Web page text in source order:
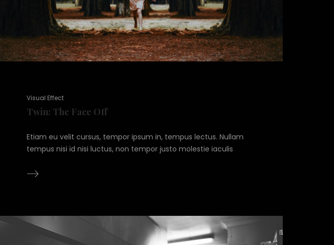
Visual Effect
Twin: The Face Off
Etiam eu velit cursus, tempor ipsum in, tempus lectus. Nullam
tempus nisi id nisi luctus, non tempor justo molestie iaculis